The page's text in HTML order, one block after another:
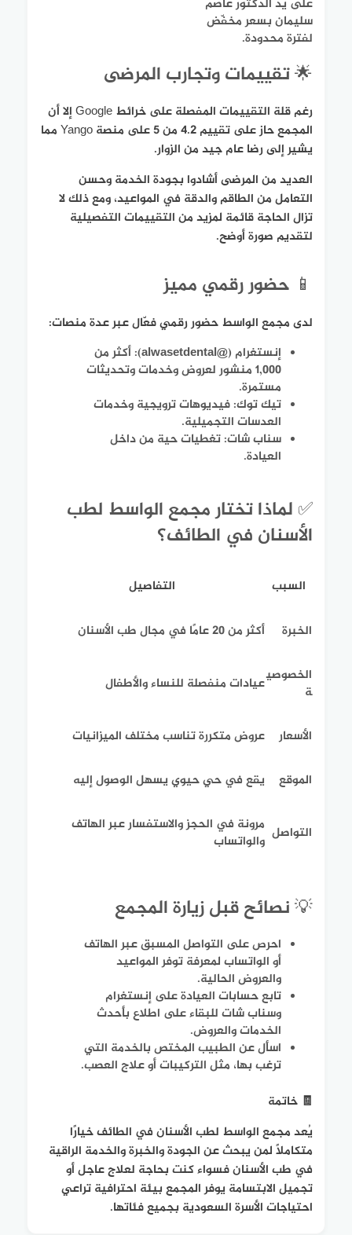
على يد الدكتور عاصم
سليمان بسعر مخفّض
لفترة محدودة.
🌟 تقييمات وتجارب المرضى
رغم قلة التقييمات المفصلة على خرائط Google إلا أن
المجمع حاز على تقييم 4.2 من 5 على منصة Yango مما
يشير إلى رضا عام جيد من الزوار.
العديد من المرضى أشادوا بجودة الخدمة وحسن
التعامل من الطاقم والدقة في المواعيد، ومع ذلك لا
تزال الحاجة قائمة لمزيد من التقييمات التفصيلية
لتقديم صورة أوضح.
📱 حضور رقمي مميز
لدى مجمع الواسط حضور رقمي فعّال عبر عدة منصات:
إنستغرام (@alwasetdental)
: أكثر من
1,000 منشور لعروض وخدمات وتحديثات
مستمرة.
تيك توك: فيديوهات ترويجية وخدمات
العدسات التجميلية.
سناب شات: تغطيات حية من داخل
العيادة.
✅ لماذا تختار مجمع الواسط لطب
الأسنان في الطائف؟
السبب التفاصيل
الخبرة أكثر من 20 عامًا في مجال طب الأسنان
الخصوصي
ة
عيادات منفصلة للنساء والأطفال
الأسعار عروض متكررة تناسب مختلف الميزانيات
الموقع يقع في حي حيوي يسهل الوصول إليه
التواصل مرونة في الحجز والاستفسار عبر الهاتف
والواتساب
💡 نصائح قبل زيارة المجمع
احرص على التواصل المسبق عبر الهاتف
أو الواتساب لمعرفة توفر المواعيد
والعروض الحالية.
تابع حسابات العيادة على إنستغرام
وسناب شات للبقاء على اطلاع بأحدث
الخدمات والعروض.
اسأل عن الطبيب المختص بالخدمة التي
ترغب بها، مثل التركيبات أو علاج العصب.
🧾 خاتمة
يُعد مجمع الواسط لطب الأسنان في الطائف خيارًا
متكاملًا لمن يبحث عن الجودة والخبرة والخدمة الراقية
في طب الأسنان فسواء كنت بحاجة لعلاج عاجل أو
تجميل الابتسامة يوفر المجمع بيئة احترافية تراعي
احتياجات الأسرة السعودية بجميع فئاتها.